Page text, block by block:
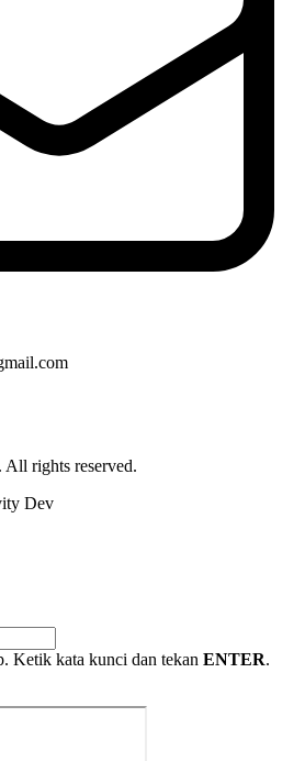
rights reserved.
Dev
Ketik kata kunci dan tekan ENTER.